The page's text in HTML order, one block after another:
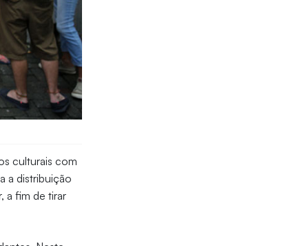
culturais com
a distribuição
a fim de tirar